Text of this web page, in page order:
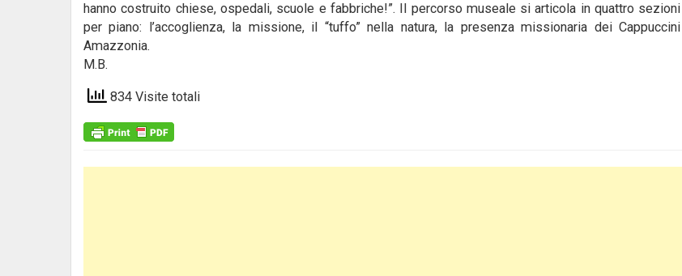
hanno costruito chiese, ospedali, scuole e fabbriche!”. Il percorso museale si articola in quattro
per piano: l’accoglienza, la missione, il “tuffo” nella natura, la presenza missionaria dei
Amazzonia.
M.B.
834 Visite totali